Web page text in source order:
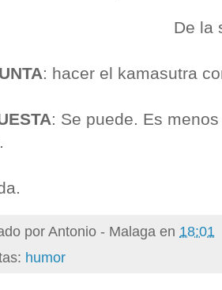
De la
: hacer el kamasutra
: Se puede. Es
porAntonio - Malaga en 18:01
humor